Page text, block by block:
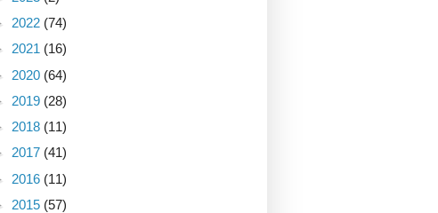
2022 (74)
2021 (16)
2020 (64)
2019 (28)
2018 (11)
2017 (41)
2016 (11)
2015 (57)